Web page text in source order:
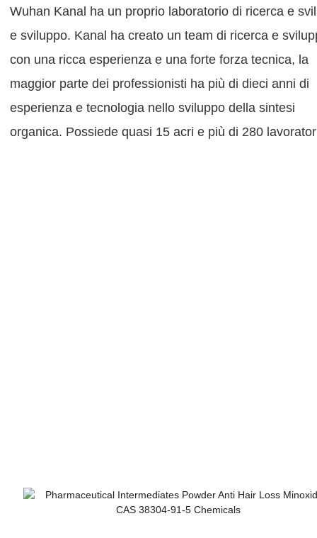
Wuhan Kanal ha un proprio laboratorio di ricerca e
e sviluppo. Kanal ha creato un team di ricerca e
con una ricca esperienza e una forte forza tecnica, la
maggior parte dei professionisti ha più di dieci anni di
esperienza e tecnologia nello sviluppo della sintesi
organica. Possiede quasi 15 acri e più di 280